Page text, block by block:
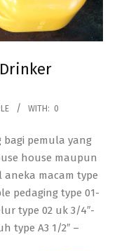
WITH: 0
bagi pemula yang
house maupun
macam type
pedaging type 01-
type 02 uk 3/4″-
type A3 1/2″ –